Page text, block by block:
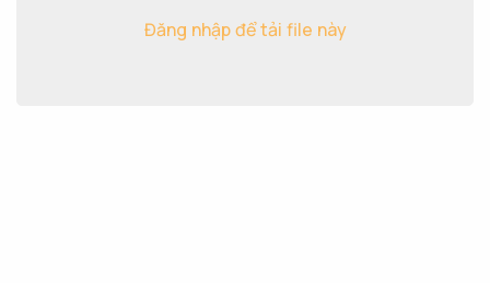
Đăng nhập để tải file này